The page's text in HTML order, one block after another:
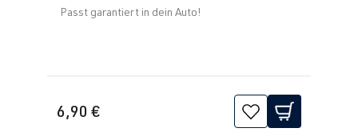
Passt garantiert in dein Auto!
6,90 €